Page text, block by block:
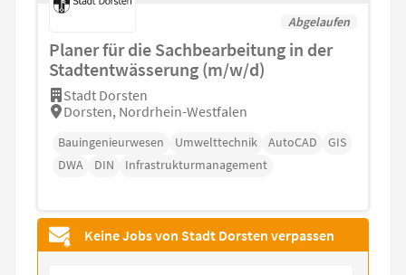
Abgelaufen
Planer für die Sachbearbeitung in der
Stadtentwässerung (m/w/d)
Stadt Dorsten
Dorsten, Nordrhein-Westfalen
Bauingenieurwesen Umwelttechnik AutoCAD
GIS
DWA
DIN Infrastrukturmanagement
Keine Jobs von Stadt Dorsten verpassen